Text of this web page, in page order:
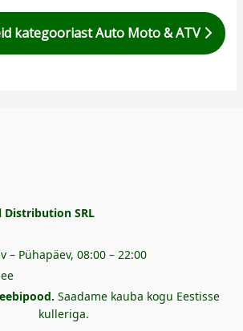
kategooriast Auto Moto & ATV
SRL
– Pühapäev, 08:00 – 22:00
Saadame kauba kogu Eestisse
kulleriga.